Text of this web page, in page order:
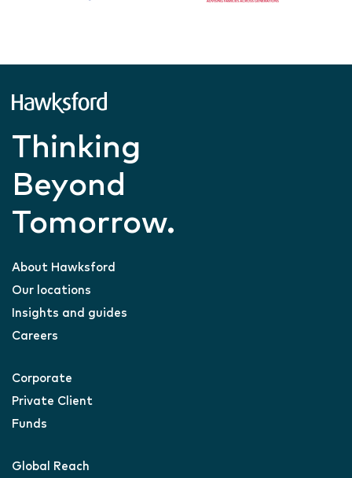
Thinking
Beyond
Tomorrow.
About Hawksford
Our locations
Insights and guides
Careers
Corporate
Private Client
Funds
Global Reach